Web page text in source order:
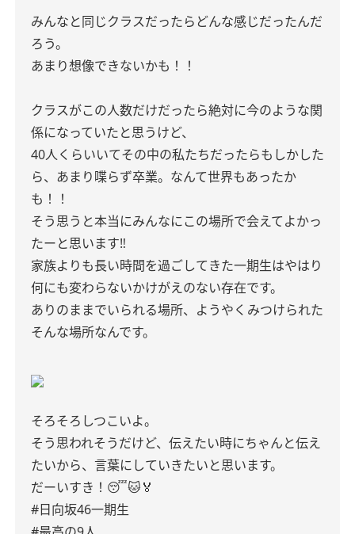
みんなと同じクラスだったらどんな感じだったんだ
ろう。
あまり想像できないかも！！
クラスがこの人数だけだったら絶対に今のような関
係になっていたと思うけど、
40人くらいいてその中の私たちだったらもしかした
ら、あまり喋らず卒業。なんて世界もあったか
も！！
そう思うと本当にみんなにこの場所で会えてよかっ
たーと思います‼︎
家族よりも長い時間を過ごしてきた一期生はやはり
何にも変わらないかけがえのない存在です。
ありのままでいられる場所、ようやくみつけられた
そんな場所なんです。
そろそろしつこいよ。
そう思われそうだけど、伝えたい時にちゃんと伝え
たいから、言葉にしていきたいと思います。
だーいすき！😴🐱🏅
#日向坂46一期生